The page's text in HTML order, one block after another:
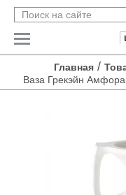
Главная/
Ваза Грекэйн